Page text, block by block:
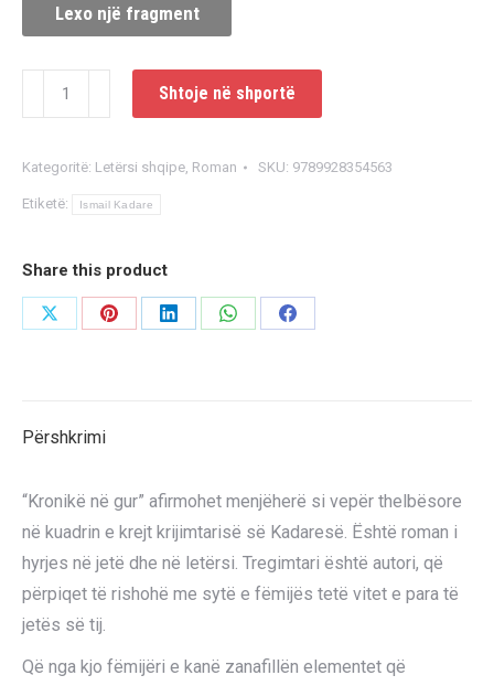
Lexo një fragment
Kronikë
gur
Shtoje në shportë
Kategoritë: Letërsi shqipe, Roman SKU: 9789928354563
Etiketë: Ismail Kadare
Share this product
Share
Share
Share
Share
Share
Përshkrimi
“Kronikë në gur” afirmohet menjëherë si vepër thelbësore
në kuadrin e krejt krijimtarisë së Kadaresë. Është roman i
hyrjes në jetë dhe në letërsi. Tregimtari është autori, që
përpiqet të rishohë me sytë e fëmijës tetë vitet e para të
jetës së tij.
Që nga kjo fëmijëri e kanë zanafillën elementet që